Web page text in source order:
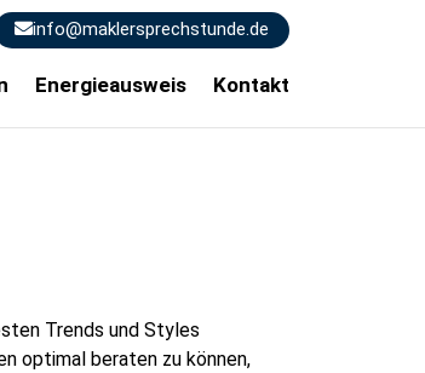
info@maklersprechstunde.de
Energieausweis Kontakt
Trends und Styles
optimal beraten zu können,